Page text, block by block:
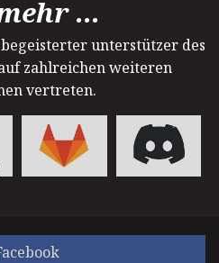
...
unterstützer des
zahlreichen weiteren
vertreten.